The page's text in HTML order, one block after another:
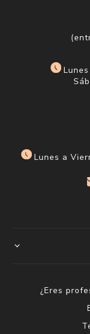
Lunes a
¿Eres